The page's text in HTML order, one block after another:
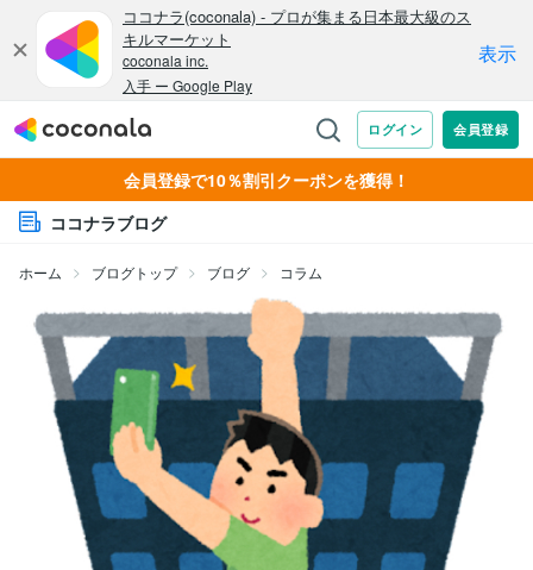
会員登録で10％割引クーポンを獲得！
ココナラブログ
ホーム ブログトップ ブログ コラム